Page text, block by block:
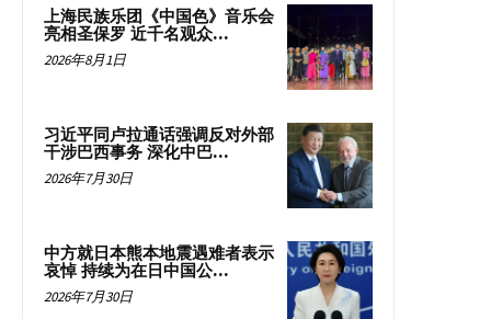
上海民族乐团《中国色》音乐会
亮相圣保罗 近千名观众...
2026年8月1日
习近平同卢拉通话强调反对外部
干涉巴西事务 深化中巴...
2026年7月30日
中方就日本熊本地震遇难者表示
哀悼 持续为在日中国公...
2026年7月30日